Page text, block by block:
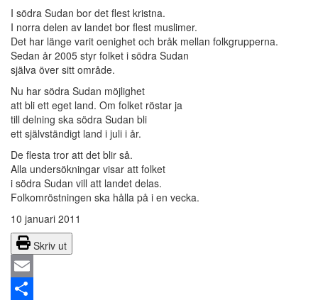
I södra Sudan bor det flest kristna.
I norra delen av landet bor flest muslimer.
Det har länge varit oenighet och bråk mellan folkgrupperna.
Sedan år 2005 styr folket i södra Sudan
själva över sitt område.
Nu har södra Sudan möjlighet
att bli ett eget land. Om folket röstar ja
till delning ska södra Sudan bli
ett självständigt land i juli i år.
De flesta tror att det blir så.
Alla undersökningar visar att folket
i södra Sudan vill att landet delas.
Folkomröstningen ska hålla på i en vecka.
10 januari 2011
Skriv ut
Email